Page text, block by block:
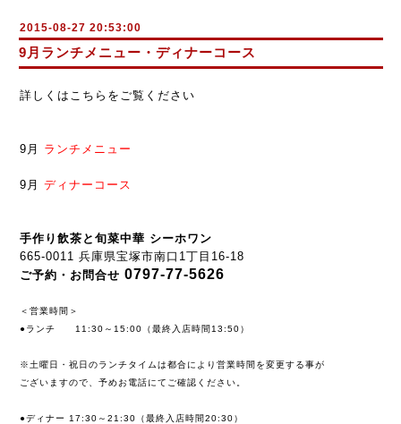
2015-08-27 20:53:00
9月ランチメニュー・ディナーコース
詳しくはこちらをご覧ください
9月 ランチメニュー
9月 ディナーコース
手作り飲茶と旬菜中華 シーホワン
665-0011 兵庫県宝塚市南口1丁目16-18
ご予約・お問合せ 0797-77-5626
＜営業時間＞
●ランチ 11:30～15:00（最終入店時間13:50）
※土曜日・祝日のランチタイムは都合により営業時間を変更する事が
ございますので、予めお電話にてご確認ください。
●ディナー 17:30～21:30（最終入店時間20:30）